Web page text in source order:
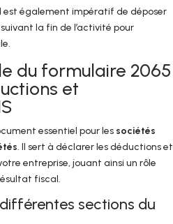
est également impératif de déposer
la fin de l’activité pour
du formulaire 2065
et
essentiel pour les sociétés
. Il sert à déclarer les déductions et
entreprise, jouant ainsi un rôle
fiscal.
sections du